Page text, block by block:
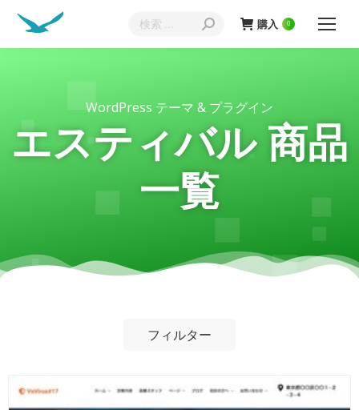
購入 0
WordPress テーマ & プラグイン
エスティバル 商品
一覧
フィルター